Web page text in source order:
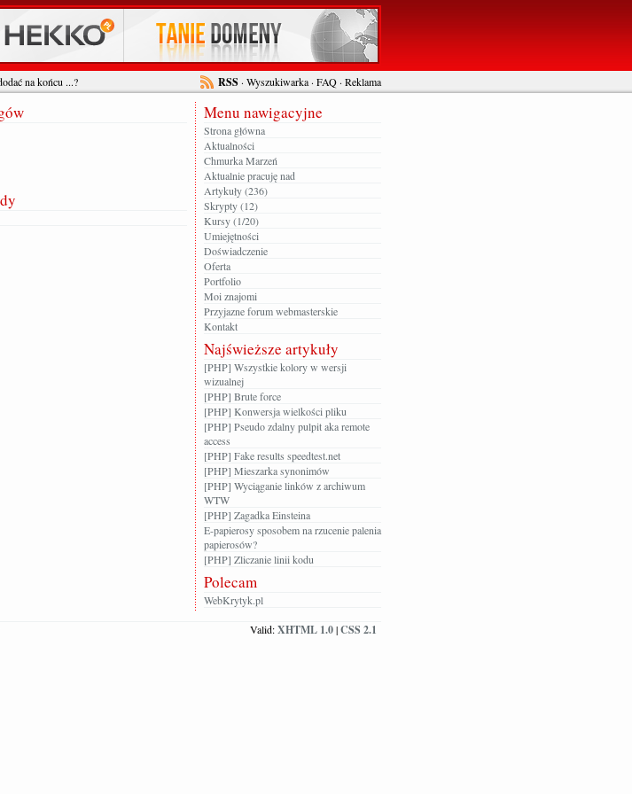
na końcu ...? RSS · Wyszukiwarka · FAQ · Reklama
Menu nawigacyjne
Strona główna
Aktualności
Chmurka Marzeń
Aktualnie pracuję nad
Artykuły (236)
Skrypty (12)
Kursy (1/20)
Umiejętności
Doświadczenie
Oferta
Portfolio
Moi znajomi
Przyjazne forum webmasterskie
Kontakt
Najświeższe artykuły
[PHP] Wszystkie kolory w wersji
wizualnej
[PHP] Brute force
[PHP] Konwersja wielkości pliku
[PHP] Pseudo zdalny pulpit aka remote
access
[PHP] Fake results speedtest.net
[PHP] Mieszarka synonimów
[PHP] Wyciąganie linków z archiwum
WTW
[PHP] Zagadka Einsteina
E-papierosy sposobem na rzucenie palenia
papierosów?
[PHP] Zliczanie linii kodu
Polecam
WebKrytyk.pl
Valid:XHTML 1.0|CSS 2.1